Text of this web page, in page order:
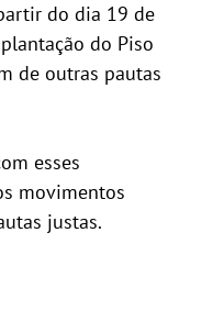
do dia 19 de
do Piso
de outras pautas
esses
movimentos
justas.